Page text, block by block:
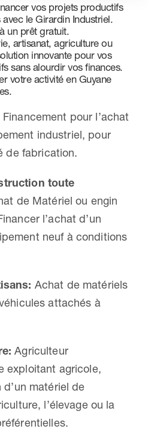
vos projets productifs
le Girardin Industriel.
un prêt gratuit.
artisanat, agriculture ou
innovante pour vos
sans alourdir vos finances.
votre activité en Guyane
Financement pour l’achat
industriel, pour
de fabrication.
toute
de Matériel ou engin
l’achat d’un
neuf à conditions
Achat de matériels
attachés à
Agriculteur
exploitant agricole,
matériel de
l’élevage ou la